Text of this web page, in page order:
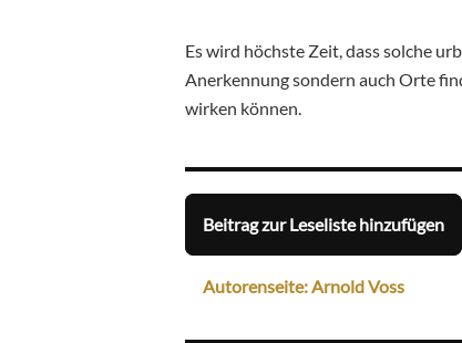
Es wird höchste Zeit, dass solche
Anerkennung sondern auch Orte
wirken können.
Beitrag zur Leseliste hinzufügen
Autorenseite: Arnold Voss